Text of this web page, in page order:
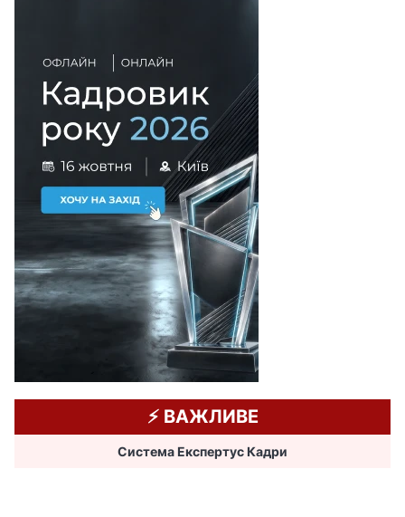
⚡️ ВАЖЛИВЕ
Система Експертус Кадри